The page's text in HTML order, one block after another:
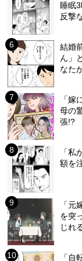
睡眠
反撃
結婚
ん」
なた
「
母の
張!?
「
額を
「
を突
じれ
「